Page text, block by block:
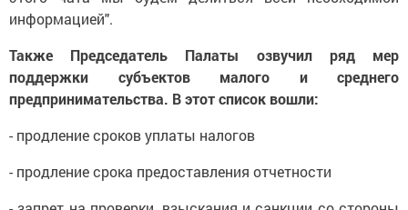
информацией".
Также Председатель Палаты озвучил ряд мер
поддержки субъектов малого и среднего
предпринимательства. В этот список вошли:
- продление сроков уплаты налогов
- продление срока предоставления отчетности